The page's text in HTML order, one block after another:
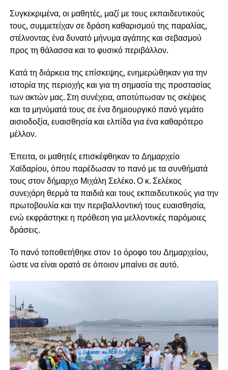
Συγκεκριμένα, οι μαθητές, μαζί με τους εκπαιδευτικούς
τους, συμμετείχαν σε δράση καθαρισμού της παραλίας,
στέλνοντας ένα δυνατό μήνυμα αγάπης και σεβασμού
προς τη θάλασσα και το φυσικό περιβάλλον.
Κατά τη διάρκεια της επίσκεψης, ενημερώθηκαν για την
ιστορία της περιοχής και για τη σημασία της προστασίας
των ακτών μας. Στη συνέχεια, αποτύπωσαν τις σκέψεις
και τα μηνύματά τους σε ένα δημιουργικό πανό γεμάτο
αισιοδοξία, ευαισθησία και ελπίδα για ένα καθαρότερο
μέλλον.
Έπειτα, οι μαθητές επισκέφθηκαν το Δημαρχείο
Χαϊδαρίου, όπου παρέδωσαν το πανό με τα συνθήματά
τους στον δήμαρχο Μιχάλη Σελέκο. Ο κ. Σελέκος
συνεχάρη θερμά τα παιδιά και τους εκπαιδευτικούς για την
πρωτοβουλία και την περιβαλλοντική τους ευαισθησία,
ενώ εκφράστηκε η πρόθεση για μελλοντικές παρόμοιες
δράσεις.
Το πανό τοποθετήθηκε στον 1ο όροφο του Δημαρχείου,
ώστε να είναι ορατό σε όποιον μπαίνει σε αυτό.